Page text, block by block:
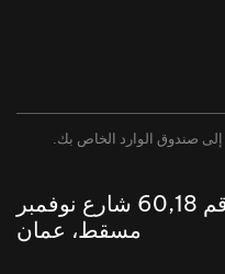
إلى صندوق الوارد الخاص بك.
نوفمبر
مسقط، عمان